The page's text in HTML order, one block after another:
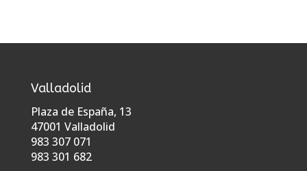
Valladolid
Plaza de España, 13
47001 Valladolid
983 307 071
983 301 682